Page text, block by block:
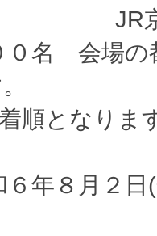
海浜
０名 会場の
りますの
６年８月２日